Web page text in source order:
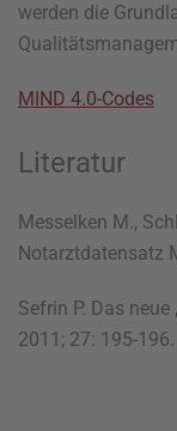
werden die
MIND 4.0-Codes
Literatur
Messelken M.,
Notarztdatensatz
Sefrin P. Das
2011; 27: 195-196.